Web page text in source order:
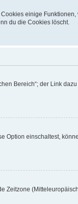
einige
du die Cookies löscht.
Bereich“; der Link
Option einschaltest,
Zeitzone